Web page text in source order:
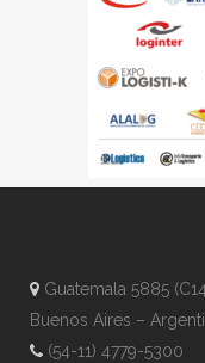
Guatemala 5885
Buenos Aires –
(54-11) 4779-5300